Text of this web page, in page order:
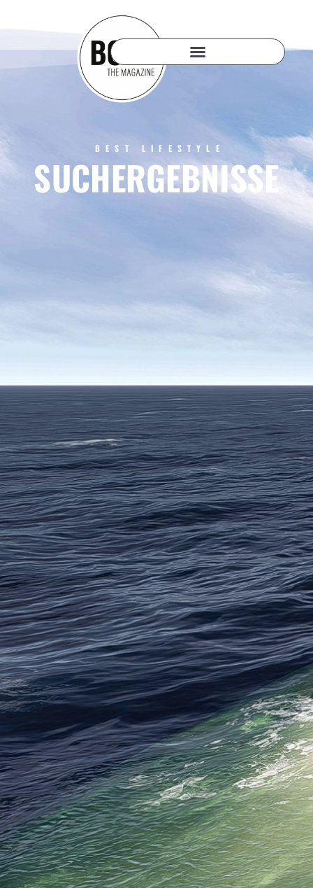
BEST LIFESTYLE
SUCHERGEBNISSE